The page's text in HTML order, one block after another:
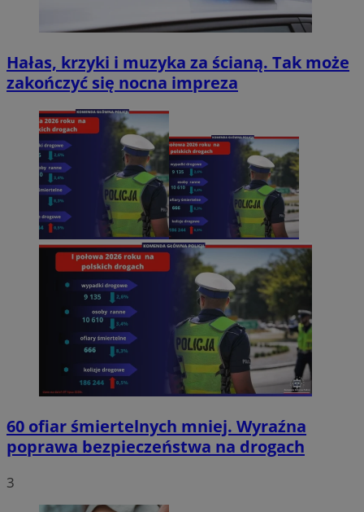
Hałas, krzyki i muzyka za ścianą. Tak może
zakończyć się nocna impreza
60 ofiar śmiertelnych mniej. Wyraźna
poprawa bezpieczeństwa na drogach
3